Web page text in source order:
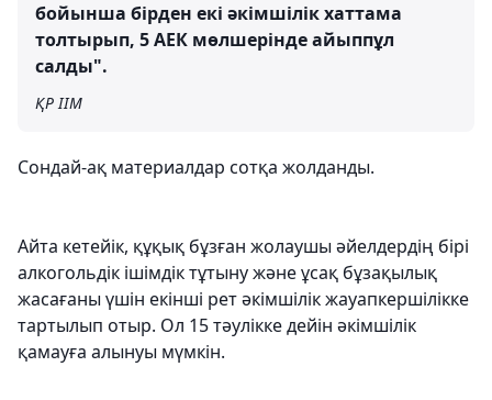
бойынша бірден екі әкімшілік хаттама
толтырып, 5 АЕК мөлшерінде айыппұл
салды".
ҚР ІІМ
Сондай-ақ материалдар сотқа жолданды.
Айта кетейік, құқық бұзған жолаушы әйелдердің бірі
алкогольдік ішімдік тұтыну және ұсақ бұзақылық
жасағаны үшін екінші рет әкімшілік жауапкершілікке
тартылып отыр. Ол 15 тәулікке дейін әкімшілік
қамауға алынуы мүмкін.